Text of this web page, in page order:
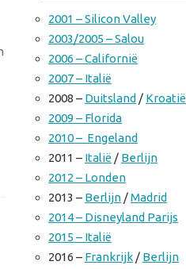
2001 – Silicon Valley
2003/2005 – Salou
2006 – Californië
2007 – Italië
2008 – Duitsland / Kroatië
2009 – Florida
2010 – Engeland
2011 – Italië / Berlijn
2012 – Londen
2013 – Berlijn /Madrid
2014 – Disneyland Parijs
2015 – Italië
2016 – Frankrijk / Berlijn